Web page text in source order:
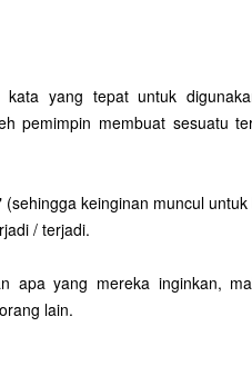
kata yang tepat untuk
pemimpin membuat sesuatu
keinginan muncul
/ terjadi.
apa yang mereka inginkan,
lain.